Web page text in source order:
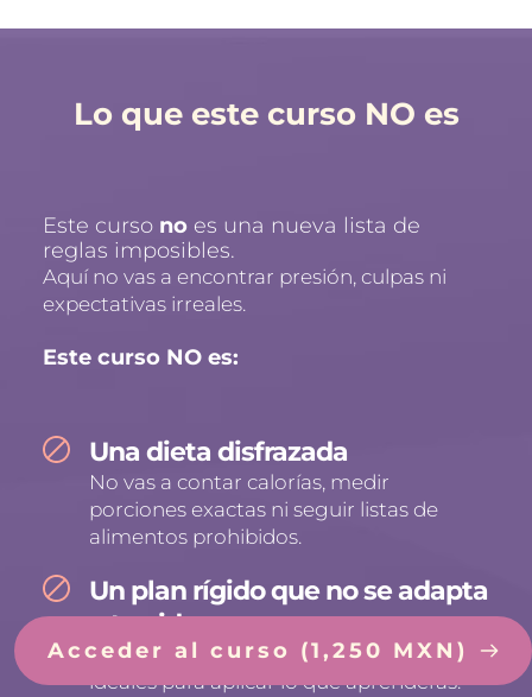
Lo que este curso NO es
Este curso no es una nueva lista de
reglas imposibles.
Aquí no vas a encontrar presión, culpas ni
expectativas irreales.
Este curso NO es:
Una dieta disfrazada
No vas a contar calorías, medir
porciones exactas ni seguir listas de
alimentos prohibidos.
Un plan rígido que no se adapta
a tu vida
No necesitas horarios perfectos ni días
ideales para aplicar lo que aprenderás.
Acceder al curso (1,250 MXN)